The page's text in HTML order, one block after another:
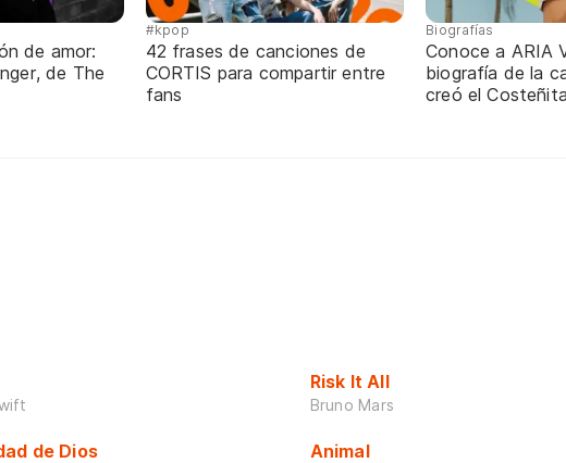
de amor:
de The
#kpop
42 frases de canciones de
CORTIS para compartir entre
fans
Biografías
Conoce a ARIA
biografía de la
creó el
de Dios
Risk It All
Bruno Mars
Animal